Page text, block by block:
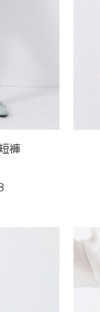
褲